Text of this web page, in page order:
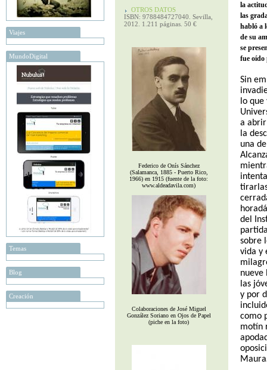
Viajes
MundoDigital
Temas
Blog
Creación
OTROS DATOS
ISBN: 9788484727040. Sevilla,
2012. 1.211 páginas. 50 €
Federico de Onís Sánchez
(Salamanca, 1885 - Puerto Rico,
1966) en 1915 (fuente de la foto:
www.aldeadavila.com)
Colaboraciones de José Miguel
González Soriano en Ojos de Papel
(piche en la foto)
la
las
habló a
de su
se
fue
Sin
lo
a
la
una
del
sobre
vida y
nueve
las
y por
como
motín